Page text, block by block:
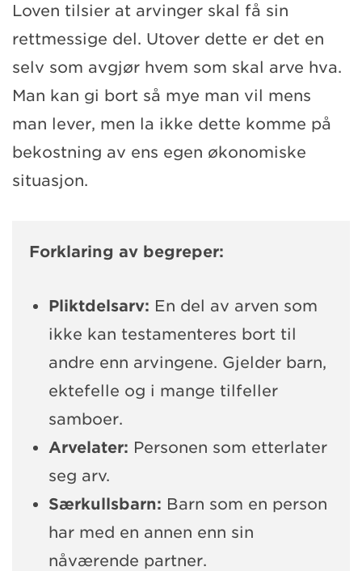
Loven tilsier at arvinger skal få sin
rettmessige del. Utover dette er det en
selv som avgjør hvem som skal arve hva.
Man kan gi bort så mye man vil mens
man lever, men la ikke dette komme på
bekostning av ens egen økonomiske
situasjon.
Forklaring av begreper:
Pliktdelsarv: En del av arven som
ikke kan testamenteres bort til
andre enn arvingene. Gjelder barn,
ektefelle og i mange tilfeller
samboer.
Arvelater: Personen som etterlater
seg arv.
Særkullsbarn: Barn som en person
har med en annen enn sin
nåværende partner.